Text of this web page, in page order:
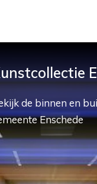
de binnen en
Enschede